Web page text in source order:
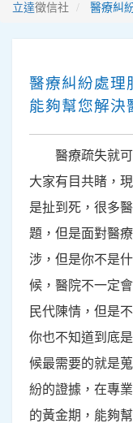
立達徵信社 醫療糾
醫療糾紛處理
能夠幫您解決
醫療疏失就
大家有目共睹，
是扯到死，很多
題，但是面對醫
涉，但是你不是
候，醫院不一定
民代陳情，但是
你也不知道到底
候最需要的就是
紛的證據，在專
的黃金期，能夠